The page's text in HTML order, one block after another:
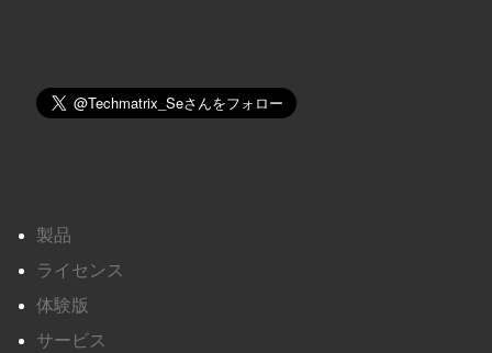
製品
ライセンス
体験版
サービス